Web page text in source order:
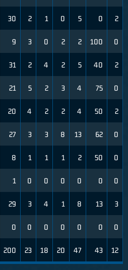
30 2 1 0 5 0 2
9 3 0 2 2 100 0
31 2 4 2 5 40 2
21 5 2 3 4 75 0
20 4 2 2 4 50 2
27 3 3 8 13 62 0
8 1 1 1 2 50 0
1 0 0 0 0 0 0
29 3 4 1 8 13 3
0 0 0 0 0 0 0
200 23 18 20 47 43 12